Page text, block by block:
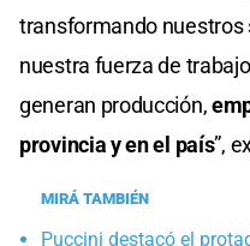
transformando nuestros
nuestra fuerza de
generan producción,
provincia y en el país”,
MIRÁ TAMBIÉN
Puccini destacó el